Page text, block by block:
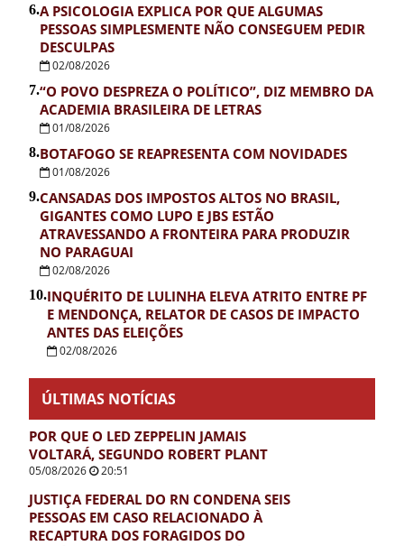
6.A PSICOLOGIA EXPLICA POR QUE ALGUMAS
PESSOAS SIMPLESMENTE NÃO CONSEGUEM PEDIR
DESCULPAS
02/08/2026
7.“O POVO DESPREZA O POLÍTICO”, DIZ MEMBRO DA
ACADEMIA BRASILEIRA DE LETRAS
01/08/2026
8.BOTAFOGO SE REAPRESENTA COM NOVIDADES
01/08/2026
9.CANSADAS DOS IMPOSTOS ALTOS NO BRASIL,
GIGANTES COMO LUPO E JBS ESTÃO
ATRAVESSANDO A FRONTEIRA PARA PRODUZIR
NO PARAGUAI
02/08/2026
10.INQUÉRITO DE LULINHA ELEVA ATRITO ENTRE PF
E MENDONÇA, RELATOR DE CASOS DE IMPACTO
ANTES DAS ELEIÇÕES
02/08/2026
ÚLTIMAS NOTÍCIAS
POR QUE O LED ZEPPELIN JAMAIS
VOLTARÁ, SEGUNDO ROBERT PLANT
05/08/2026 20:51
JUSTIÇA FEDERAL DO RN CONDENA SEIS
PESSOAS EM CASO RELACIONADO À
RECAPTURA DOS FORAGIDOS DO